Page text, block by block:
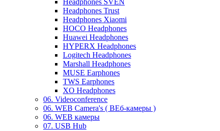
Headphones SVEN
Headphones Trust
Headphones Xiaomi
HOCO Headphones
Huawei Headphones
HYPERX Headphones
Logitech Headphones
Marshall Headphones
MUSE Earphones
TWS Earphones
XO Headphones
06. Videoconference
06. WEB Camera's ( ВЕб-камеры )
06. WEB камеры
07. USB Hub